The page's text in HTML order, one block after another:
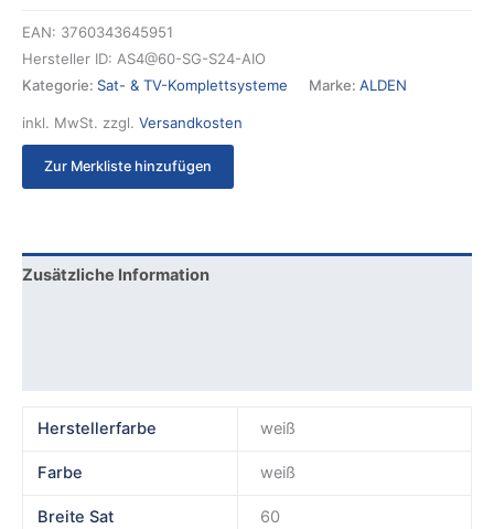
EAN: 3760343645951
Hersteller ID: AS4@60-SG-S24-AIO
Kategorie: Sat- & TV-Komplettsysteme Marke: ALDEN
inkl. MwSt. zzgl. Versandkosten
Zur Merkliste hinzufügen
Zusätzliche Information
Herstellerfarbe weiß
Farbe weiß
Breite Sat 60